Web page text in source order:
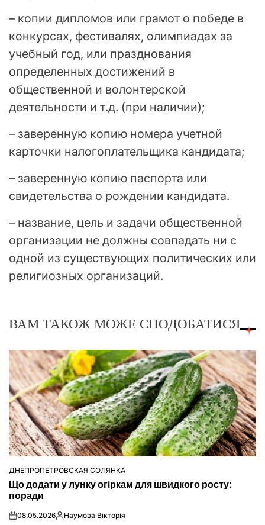
– копии дипломов или грамот о победе в
конкурсах, фестивалях, олимпиадах за
учебный год, или празднования
определенных достижений в
общественной и волонтерской
деятельности и т.д. (при наличии);
– заверенную копию номера учетной
карточки налогоплательщика кандидата;
– заверенную копию паспорта или
свидетельства о рождении кандидата.
– название, цель и задачи общественной
организации не должны совпадать ни с
одной из существующих политических или
религиозных организаций.
ВАМ ТАКОЖ МОЖЕ СПОДОБАТИСЯ
ОПУБЛІКУВАТИ
У
ДНЕПРОПЕТРОВСКАЯ СОЛЯНКА
Що додати у лунку огіркам для швидкого росту:
поради
on08.05.2026Опубліковано
Наумова Вікторія